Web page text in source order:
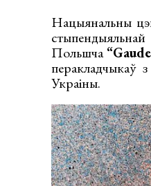
Нацыянальны
Польшча“
перакладчыкаў
Украіны.